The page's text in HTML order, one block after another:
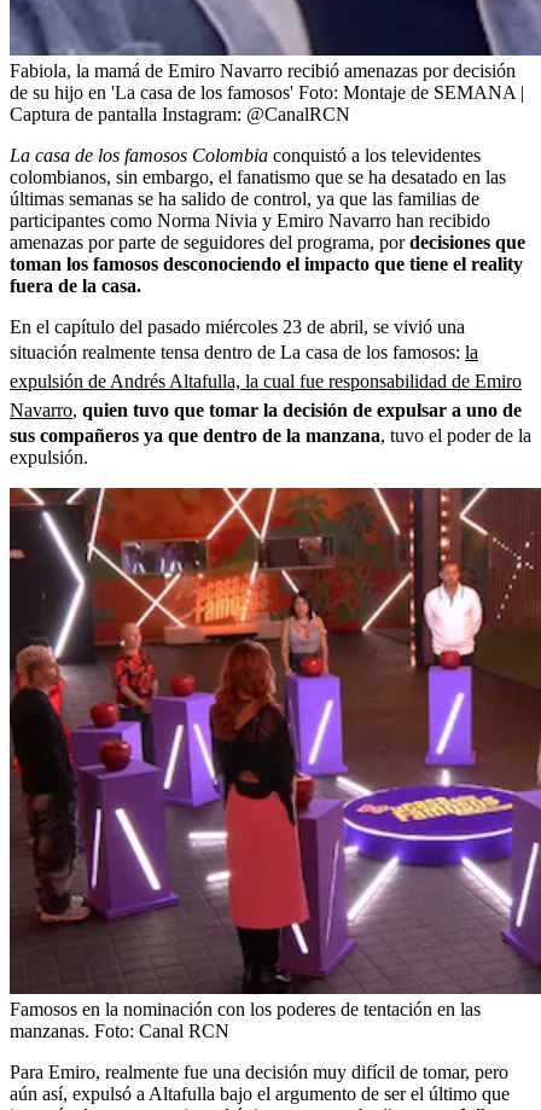
Fabiola, la mamá de Emiro Navarro recibió amenazas por decisión
de su hijo en 'La casa de los famosos' Foto: Montaje de SEMANA |
Captura de pantalla Instagram: @CanalRCN
La casa de los famosos Colombia conquistó a los televidentes
colombianos, sin embargo, el fanatismo que se ha desatado en las
últimas semanas se ha salido de control, ya que las familias de
participantes como Norma Nivia y Emiro Navarro han recibido
amenazas por parte de seguidores del programa, pordecisiones que
toman los famosos desconociendo el impacto que tiene el reality
fuera de la casa.
En el capítulo del pasado miércoles 23 de abril, se vivió una
situación realmente tensa dentro de La casa de los famosos: la
expulsión de Andrés Altafulla, la cual fue responsabilidad de Emiro
Navarro, quien tuvo que tomar la decisión de expulsar a uno de
sus compañeros ya que dentro de la manzana, tuvo el poder de la
expulsión.
Famosos en la nominación con los poderes de tentación en las
manzanas. Foto: Canal RCN
Para Emiro, realmente fue una decisión muy difícil de tomar, pero
aún así, expulsó a Altafulla bajo el argumento de ser el último que